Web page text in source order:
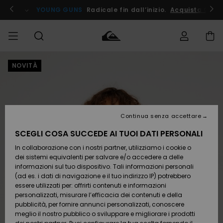
informazioni
prodotto
! YOUNG GUNS Radicale fin dall’inizio. Acquista Ora
UOMO
Accessori
Calzature
e
infradito
Surf /
Acqua
Accessori
Calzature
e
infradito
Surf /
Acqua
Nuovi
Da
Scoprire
Snow
SURF
Highlights
Comunità
SNOW
Uomo
Shop
Snow
Shop
Donna
OUTLET
Outlet
Donna
Spedizione
Pagamento
Buono regalo
Quiksilver
Freedom
NOVITÀ
SCEGLI COSA SUCCEDE AI TUOI DATI PERSONALI
In collaborazione con i nostri partner, utilizziamo i cookie o
dei sistemi equivalenti per salvare e/o accedere a delle
informazioni sul tuo dispositivo. Tali informazioni personali
(ad es. i dati di navigazione e il tuo indirizzo IP) potrebbero
essere utilizzati per: offrirti contenuti e informazioni
personalizzati, misurare l’efficacia dei contenuti e della
pubblicità, per fornire annunci personalizzati, conoscere
meglio il nostro pubblico o sviluppare e migliorare i prodotti
Continua senza accettare